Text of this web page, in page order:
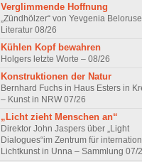
Verglimmende Hoffnung
„Zündhölzer“ von Yevgenia
Literatur 08/26
Kühlen Kopf bewahren
Holgers letzte Worte – 08/26
Konstruktionen der Natur
Bernhard Fuchs in Haus Esters in
– Kunst in NRW 07/26
„Licht zieht Menschen an“
Direktor John Jaspers über „Light
Dialogues“im Zentrum für
Lichtkunst in Unna – Sammlung 07/